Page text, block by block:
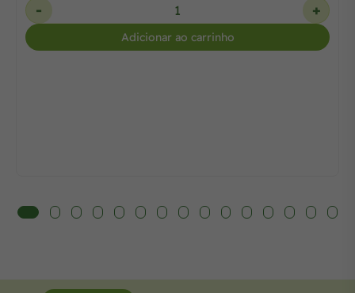
- +
Adicionar ao carrinho